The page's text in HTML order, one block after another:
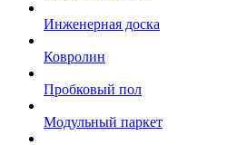
Инженерная доска
Ковролин
Пробковый пол
Модульный паркет